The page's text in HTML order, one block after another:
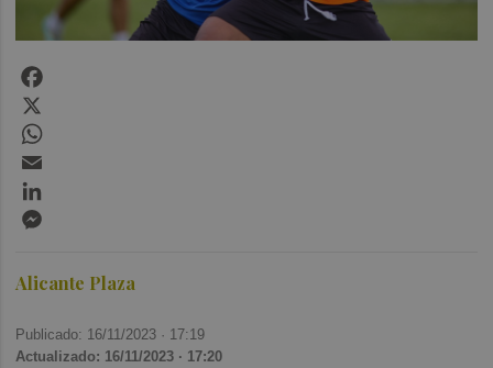
Alicante Plaza
Publicado: 16/11/2023 · 17:19
Actualizado: 16/11/2023 · 17:20